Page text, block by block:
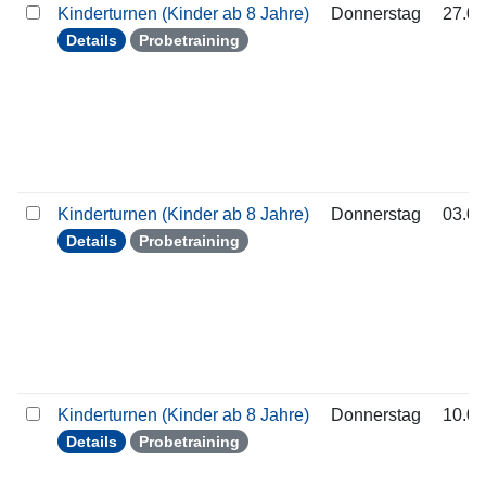
Kinderturnen (Kinder ab 8 Jahre)
Details Probetraining
Donnerstag
Kinderturnen (Kinder ab 8 Jahre)
Details Probetraining
Donnerstag
Kinderturnen (Kinder ab 8 Jahre)
Details Probetraining
Donnerstag